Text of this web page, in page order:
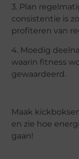
3. Plan
consistentie is
profiteren van
4. Moedig
waarin fitness
gewaardeerd.
Maak
en zie hoe
gaan!